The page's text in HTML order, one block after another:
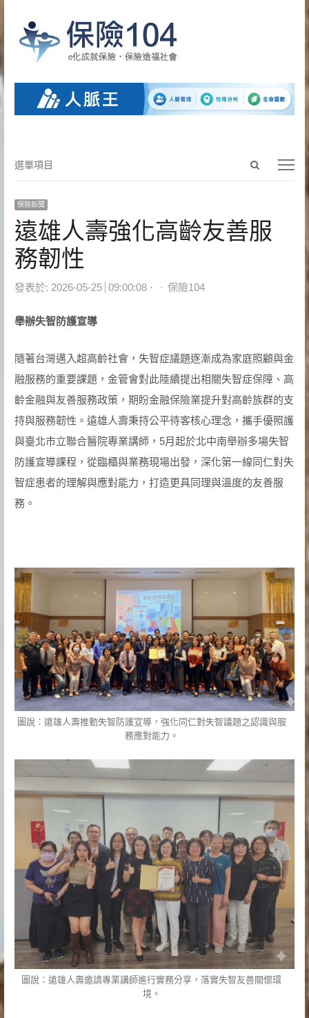
Open
search
選
項
目
選單項目
保險新聞
遠雄人壽強化高齡友善服
務韌性
發表於: 2026-05-25 09:00:08 Author
保險104
舉辦失智防護宣導
隨著台灣邁入超高齡社會，失智症議題逐漸成為家庭照顧與金
融服務的重要課題，金管會對此陸續提出相關失智症保障、高
齡金融與友善服務政策，期盼金融保險業提升對高齡族群的支
持與服務韌性。遠雄人壽秉持公平待客核心理念，攜手優照護
與臺北市立聯合醫院專業講師，5月起於北中南舉辦多場失智
防護宣導課程，從臨櫃與業務現場出發，深化第一線同仁對失
智症患者的理解與應對能力，打造更具同理與溫度的友善服
務。
圖說：遠雄人壽推動失智防護宣導，強化同仁對失智議題之認識與服
務應對能力。
圖說：遠雄人壽邀請專業講師進行實務分享，落實失智友善關懷環
境。